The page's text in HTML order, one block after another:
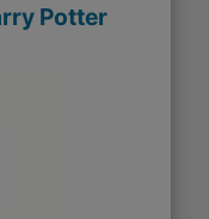
Potter